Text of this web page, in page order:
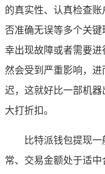
的真实性、认真检查
否准确无误等多个关
幸出现故障或者需要
然会受到严重影响，
迟，这就好比一部机
大打折扣。
比特派钱包提现
常、交易金额处于适